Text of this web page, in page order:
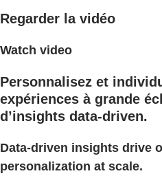
Regarder la vidéo
Watch video
Personnalisez et
expériences à grande
d’insights data-driven.
Data-driven insights drive
personalization at scale.